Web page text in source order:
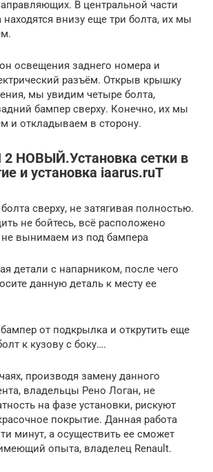
В центральной части
находятся внизу еще три болта, их мы
освещения заднего номера и
разъём. Открыв крышку
мы увидим четыре болта,
бампер сверху. Конечно, их мы
и откладываем в сторону.
НОВЫЙ.Установка сетки в
и установка iaarus.ruT
сверху, не затягивая полностью.
не бойтесь, всё расположено
вынимаем из под бампера
детали с напарником, после чего
данную деталь к месту ее
от подкрылка и открутить еще
к кузову с боку….
производя замену данного
владельцы Рено Логан, не
на фазе установки, рискуют
покрытие. Данная работа
минут, а осуществить ее сможет
опыта, владелец Renault.